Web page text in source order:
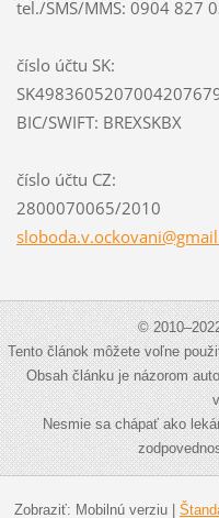
tel./SMS/MMS: 0904 827
číslo účtu SK:
BIC/SWIFT: BREXSKBX
číslo účtu CZ:
2800070065/2010
sloboda.v.ockovani@gmail
©
Tento článok môžete voľne
Obsah článku je názorom
Nesmie sa chápať ako
Zobraziť: Mobilnú verziu|